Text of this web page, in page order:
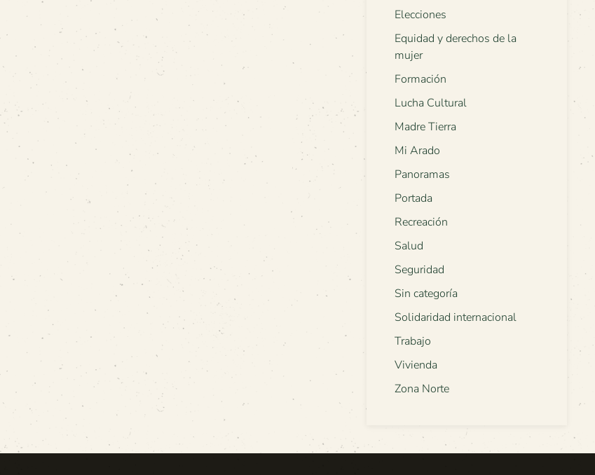
Elecciones
Equidad y derechos de la
mujer
Formación
Lucha Cultural
Madre Tierra
Mi Arado
Panoramas
Portada
Recreación
Salud
Seguridad
Sin categoría
Solidaridad internacional
Trabajo
Vivienda
Zona Norte